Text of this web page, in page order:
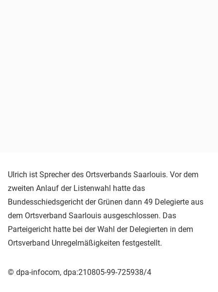
Ulrich ist Sprecher des Ortsverbands Saarlouis. Vor dem
zweiten Anlauf der Listenwahl hatte das
Bundesschiedsgericht der Grünen dann 49 Delegierte aus
dem Ortsverband Saarlouis ausgeschlossen. Das
Parteigericht hatte bei der Wahl der Delegierten in dem
Ortsverband Unregelmäßigkeiten festgestellt.
© dpa-infocom, dpa:210805-99-725938/4